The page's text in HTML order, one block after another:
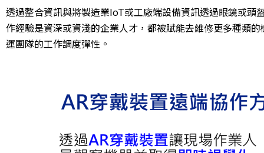
透過整合資訊與將製造業IoT或工廠端設備資訊透過眼鏡或
作經驗是資深或資淺的企業人才，都被賦能去維修更多種類
運團隊的工作調度彈性。